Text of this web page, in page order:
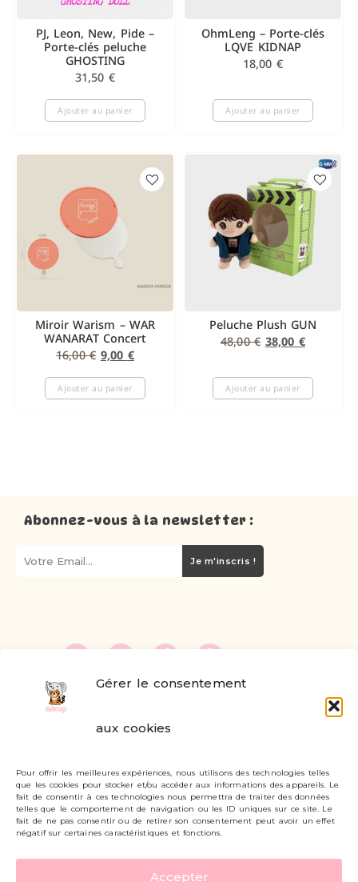
Gérer le consentement
aux cookies
Pour offrir les meilleures expériences, nous utilisons des technologies telles
que les cookies pour stocker et/ou accéder aux informations des appareils. Le
fait de consentir à ces technologies nous permettra de traiter des données
telles que le comportement de navigation ou les ID uniques sur ce site. Le
fait de ne pas consentir ou de retirer son consentement peut avoir un effet
négatif sur certaines caractéristiques et fonctions.
Accepter
PJ, Leon, New, Pide –
Porte-clés peluche
GHOSTING
31,50 €
Ajouter au panier
OhmLeng – Porte-clés
LQVE KIDNAP
18,00 €
Ajouter au panier
Miroir Warism – WAR
WANARAT Concert
16,00€ 9,00 €
Ajouter au panier
Peluche Plush GUN
48,00€ 38,00 €
Ajouter au panier
Abonnez-vous à la newsletter :
Je m'inscris !
Livraisons et retours
Mon compte
Carte cadeau